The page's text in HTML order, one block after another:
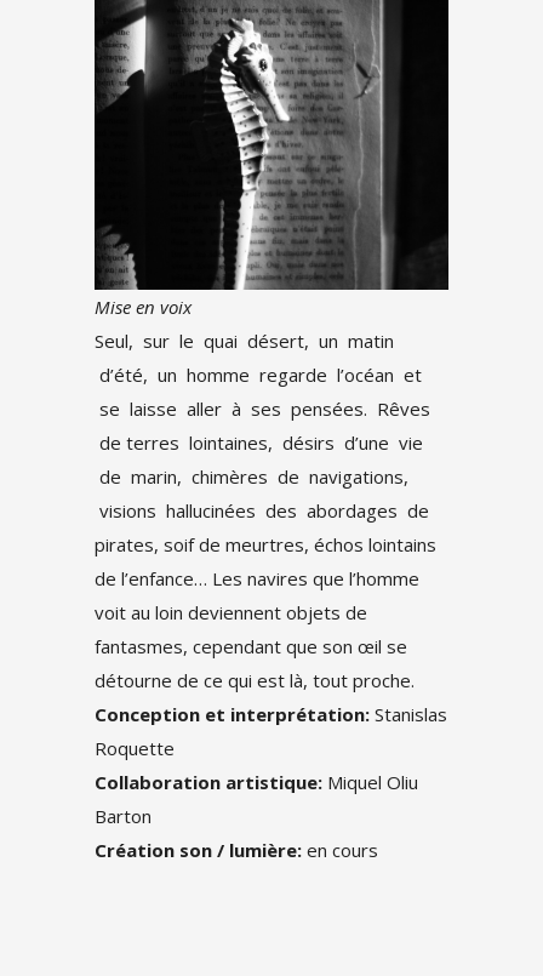
Mise en voix
Seul, sur le quai désert, un matin
d’été, un homme regarde l’océan et
se laisse aller à ses pensées. Rêves
de terres lointaines, désirs d’une vie
de marin, chimères de navigations,
visions hallucinées des abordages de
pirates, soif de meurtres, échos lointains
de l’enfance… Les navires que l’homme
voit au loin deviennent objets de
fantasmes, cependant que son œil se
détourne de ce qui est là, tout proche.
Conception et interprétation:Stanislas
Roquette
Collaboration artistique:Miquel Oliu
Barton
Création son / lumière:en cours